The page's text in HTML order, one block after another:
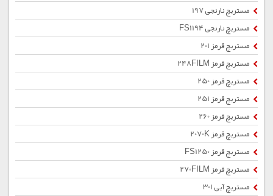
مستربچ نارنجی 197
مستربچ نارنجی FS1194
مستربچ قرمز 201
مستربچ قرمز 248FILM
مستربچ قرمز 250
مستربچ قرمز 251
مستربچ قرمز 260
مستربچ قرمز 2070K
مستربچ قرمز FS1250
مستربچ قرمز 270FILM
مستربچ آبی 301